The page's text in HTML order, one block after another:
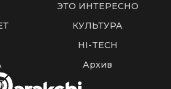
ЭТО ИНТЕРЕСНО
КУЛЬТУРА
HI-TECH
Архив